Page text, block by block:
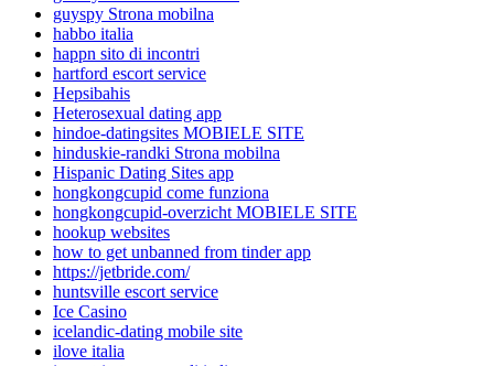
guyspy Strona mobilna
habbo italia
happn sito di incontri
hartford escort service
Hepsibahis
Heterosexual dating app
hindoe-datingsites MOBIELE SITE
hinduskie-randki Strona mobilna
Hispanic Dating Sites app
hongkongcupid come funziona
hongkongcupid-overzicht MOBIELE SITE
hookup websites
how to get unbanned from tinder app
https://jetbride.com/
huntsville escort service
Ice Casino
icelandic-dating mobile site
ilove italia